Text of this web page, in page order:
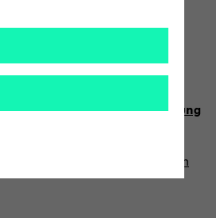
imKalender der Lehrplanung
finden